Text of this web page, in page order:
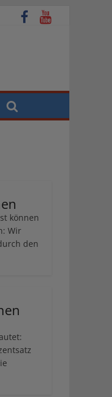
können
Wir
den